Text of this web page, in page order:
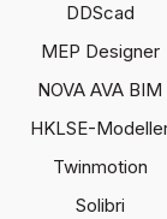
DDScad
MEP Designer
NOVA AVA BIM
HKLSE-
Twinmotion
Solibri